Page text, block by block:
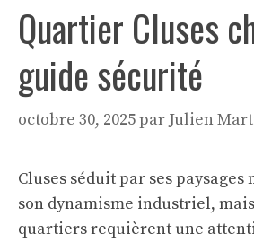
Quartier Cluses
guide sécurité
octobre 30, 2025par Julien
Cluses séduit par ses paysages
son dynamisme industriel,
quartiers requièrent une